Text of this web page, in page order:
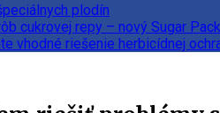
plodín
cukrovej repy – nový Sugar Pack
vhodné riešenie herbicídnej